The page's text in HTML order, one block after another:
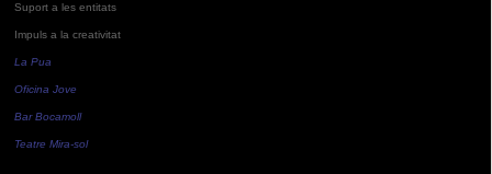
Suport a les entitats
Impuls a la creativitat
La Pua
Oficina Jove
Bar Bocamoll
Teatre Mira-sol